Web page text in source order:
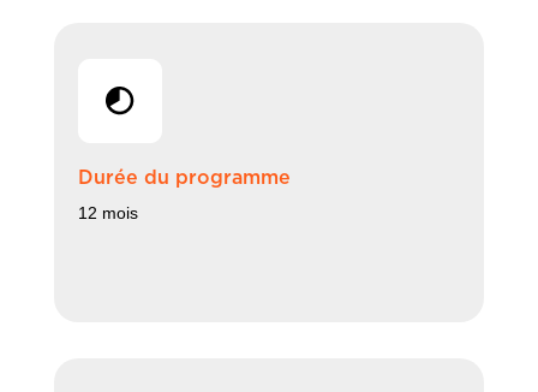
Durée du programme
12 mois